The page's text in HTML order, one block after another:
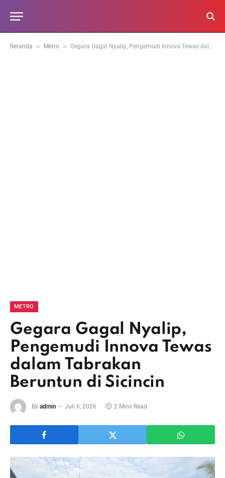
Beranda » Metro » Gegara Gagal Nyalip, Pengemudi Innova Tewas dalam Tabrakan Beruntun di Sicincin
METRO
Gegara Gagal Nyalip,
Pengemudi Innova Tewas
dalam Tabrakan
Beruntun di Sicincin
By admin Juli 6, 2026 2 Mins Read